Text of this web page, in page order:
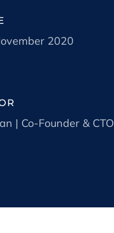
2020
| Co-Founder & CTO